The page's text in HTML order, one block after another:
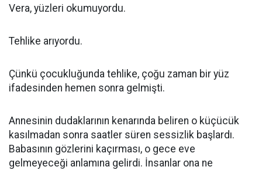
Vera, yüzleri okumuyordu.
Tehlike arıyordu.
Çünkü çocukluğunda tehlike, çoğu zaman bir yüz
ifadesinden hemen sonra gelmişti.
Annesinin dudaklarının kenarında beliren o küçücük
kasılmadan sonra saatler süren sessizlik başlardı.
Babasının gözlerini kaçırması, o gece eve
gelmeyeceği anlamına gelirdi. İnsanlar ona ne